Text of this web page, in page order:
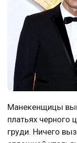
Манекенщицы
платьях черного
груди. Ничего